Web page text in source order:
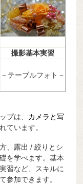
撮影基本実習
－テーブルフォト－
プは、 カメラと写
ています。
、露出 / 絞りとシ
を学べます。基本
習など、スキルに
参加できます。